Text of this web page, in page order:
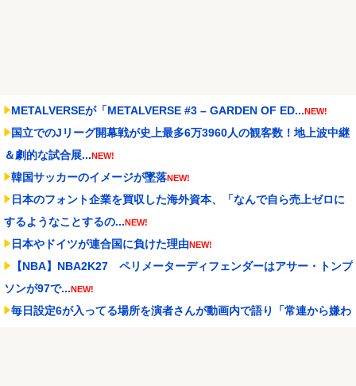
METALVERSEが「METALVERSE #3 – GARDEN OF ED...NEW!
国立でのJリーグ開幕戦が史上最多6万3960人の観客数！地上波中継
＆劇的な試合展...NEW!
韓国サッカーのイメージが墜落NEW!
日本のフォント企業を買収した海外資本、「なんで自ら売上ゼロに
するようなことするの...NEW!
日本やドイツが連合国に負けた理由NEW!
【NBA】NBA2K27 ペリメーターディフェンダーはアサー・トンプ
ソンが97で...NEW!
毎日設定6が入ってる場所を演者さんが動画内で語り「常連から嫌わ